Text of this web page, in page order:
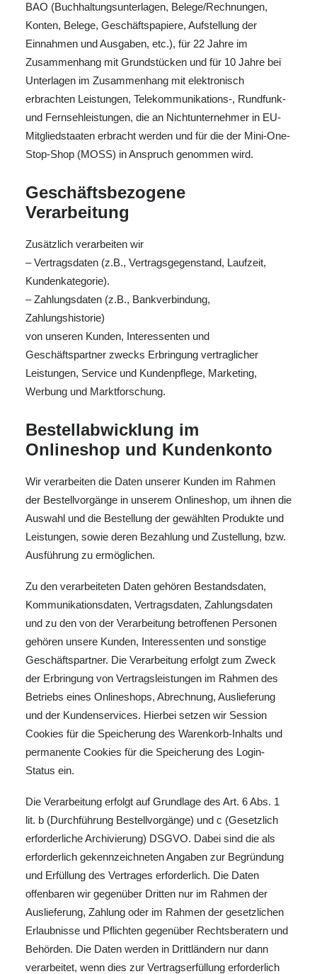
BAO (Buchhaltungsunterlagen, Belege/Rechnungen,
Konten, Belege, Geschäftspapiere, Aufstellung der
Einnahmen und Ausgaben, etc.), für 22 Jahre im
Zusammenhang mit Grundstücken und für 10 Jahre bei
Unterlagen im Zusammenhang mit elektronisch
erbrachten Leistungen, Telekommunikations-, Rundfunk-
und Fernsehleistungen, die an Nichtunternehmer in EU-
Mitgliedstaaten erbracht werden und für die der Mini-One-
Stop-Shop (MOSS) in Anspruch genommen wird.
Geschäftsbezogene
Verarbeitung
Zusätzlich verarbeiten wir
– Vertragsdaten (z.B., Vertragsgegenstand, Laufzeit,
Kundenkategorie).
– Zahlungsdaten (z.B., Bankverbindung,
Zahlungshistorie)
von unseren Kunden, Interessenten und
Geschäftspartner zwecks Erbringung vertraglicher
Leistungen, Service und Kundenpflege, Marketing,
Werbung und Marktforschung.
Bestellabwicklung im
Onlineshop und Kundenkonto
Wir verarbeiten die Daten unserer Kunden im Rahmen
der Bestellvorgänge in unserem Onlineshop, um ihnen die
Auswahl und die Bestellung der gewählten Produkte und
Leistungen, sowie deren Bezahlung und Zustellung, bzw.
Ausführung zu ermöglichen.
Zu den verarbeiteten Daten gehören Bestandsdaten,
Kommunikationsdaten, Vertragsdaten, Zahlungsdaten
und zu den von der Verarbeitung betroffenen Personen
gehören unsere Kunden, Interessenten und sonstige
Geschäftspartner. Die Verarbeitung erfolgt zum Zweck
der Erbringung von Vertragsleistungen im Rahmen des
Betriebs eines Onlineshops, Abrechnung, Auslieferung
und der Kundenservices. Hierbei setzen wir Session
Cookies für die Speicherung des Warenkorb-Inhalts und
permanente Cookies für die Speicherung des Login-
Status ein.
Die Verarbeitung erfolgt auf Grundlage des Art. 6 Abs. 1
lit. b (Durchführung Bestellvorgänge) und c (Gesetzlich
erforderliche Archivierung) DSGVO. Dabei sind die als
erforderlich gekennzeichneten Angaben zur Begründung
und Erfüllung des Vertrages erforderlich. Die Daten
offenbaren wir gegenüber Dritten nur im Rahmen der
Auslieferung, Zahlung oder im Rahmen der gesetzlichen
Erlaubnisse und Pflichten gegenüber Rechtsberatern und
Behörden. Die Daten werden in Drittländern nur dann
verarbeitet, wenn dies zur Vertragserfüllung erforderlich